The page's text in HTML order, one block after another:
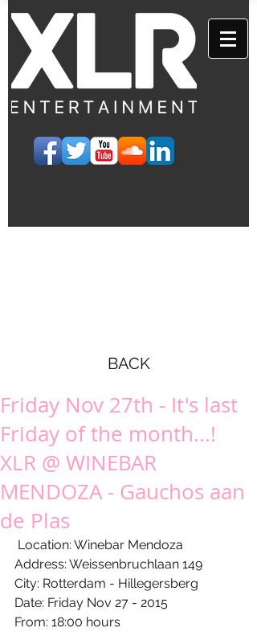
BACK
Friday Nov 27th - It's last
Friday of the month...!
XLR @ WINEBAR
MENDOZA - Gauchos aan
de Plas
Location: Winebar Mendoza
Address: Weissenbruchlaan 149
City: Rotterdam - Hillegersberg
Date: Friday Nov 27 - 2015
From: 18:00 hours